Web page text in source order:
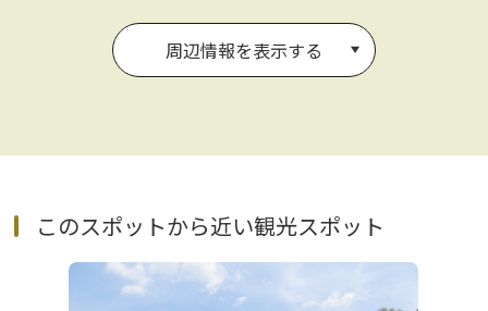
周辺情報を表示する
このスポットから近い観光スポット